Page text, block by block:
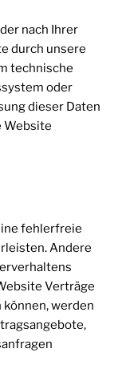
nach Ihrer
durch unsere
technische
oder
dieser Daten
Website
fehlerfreie
Andere
Verträge
werden